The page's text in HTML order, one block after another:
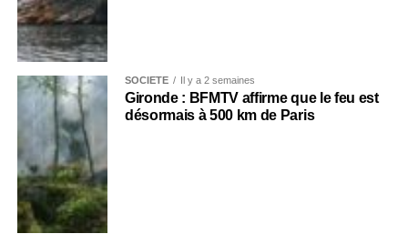
SOCIÉTÉ Il y a 2 semaines
Gironde : BFMTV affirme que le feu est
désormais à 500 km de Paris